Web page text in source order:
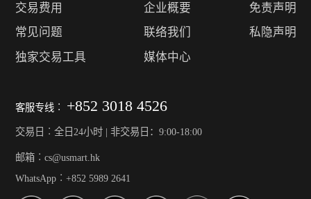
交易费用
常见问题
独家交易工具
企业概要
联络我们
媒体中心
免责声明
私隐声明
客服专线︰ +852 3018 4526
交易日︰全日24小时 | 非交易日：9:00-18:00
邮箱︰cs@usmart.hk
WhatsApp︰+852 5989 2641